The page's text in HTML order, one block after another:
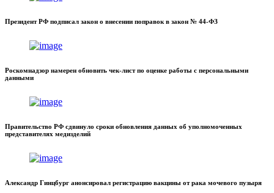
Президент РФ подписал закон о внесении поправок в закон № 44-ФЗ
Роскомнадзор намерен обновить чек-лист по оценке работы с персональными
данными
Правительство РФ сдвинуло сроки обновления данных об уполномоченных
представителях медизделий
Александр Гинцбург анонсировал регистрацию вакцины от рака мочевого пузыря